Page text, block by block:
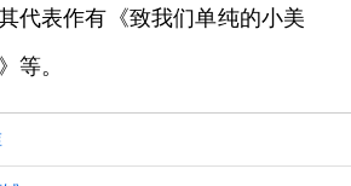
代表作有《致我们单纯的小美
等。